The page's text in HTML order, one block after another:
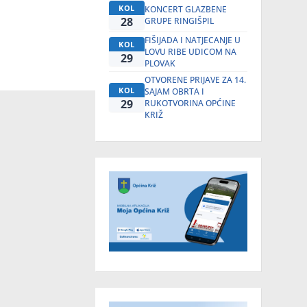
KOL
28
KONCERT GLAZBENE
GRUPE RINGIŠPIL
KOL
29
FIŠIJADA I NATJECANJE U
LOVU RIBE UDICOM NA
PLOVAK
KOL
29
OTVORENE PRIJAVE ZA 14.
SAJAM OBRTA I
RUKOTVORINA OPĆINE
KRIŽ